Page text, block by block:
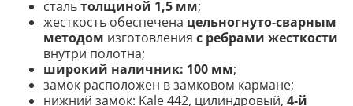
стальтолщиной 1,5 мм;
жесткость обеспечена цельногнуто-сварным
методом изготовления с ребрами жесткости
внутри полотна;
широкий наличник: 100 мм;
замок расположен в замковом кармане;
нижний замок: Kale 442, цилиндровый, 4-й